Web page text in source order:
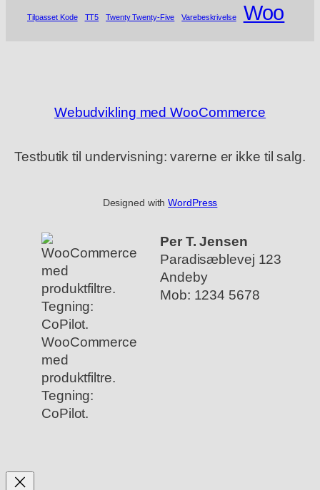
Tilpasset Kode TT5 Twenty Twenty-Five Varebeskrivelse Woo
Webudvikling med WooCommerce
Testbutik til undervisning: varerne er ikke til salg.
Designed withWordPress
WooCommerce
med
produktfiltre.
Tegning:
CoPilot.
Per T. Jensen
Paradisæblevej 123
Andeby
Mob: 1234 5678